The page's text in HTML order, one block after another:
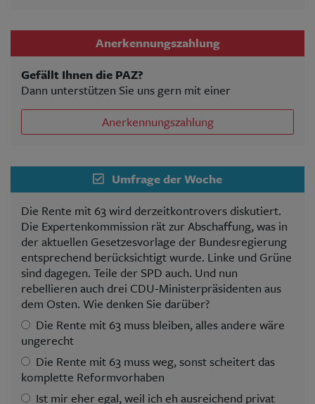
Anerkennungszahlung
Gefällt Ihnen die PAZ?
Dann unterstützen Sie uns gern mit einer
Anerkennungszahlung
Umfrage der Woche
Die Rente mit 63 wird derzeitkontrovers diskutiert.
Die Expertenkommission rät zur Abschaffung, was in
der aktuellen Gesetzesvorlage der Bundesregierung
entsprechend berücksichtigt wurde. Linke und Grüne
sind dagegen. Teile der SPD auch. Und nun
rebellieren auch drei CDU-Ministerpräsidenten aus
dem Osten. Wie denken Sie darüber?
Die Rente mit 63 muss bleiben, alles andere wäre
ungerecht
Die Rente mit 63 muss weg, sonst scheitert das
komplette Reformvorhaben
Ist mir eher egal, weil ich eh ausreichend privat